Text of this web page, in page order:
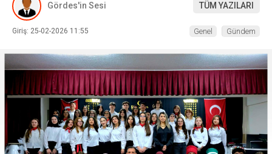
Gördes'in Sesi TÜM YAZILARI
Giriş: 25-02-2026 11:55 Genel Gündem